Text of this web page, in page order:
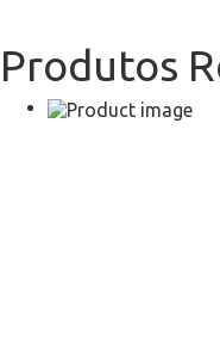
Produtos